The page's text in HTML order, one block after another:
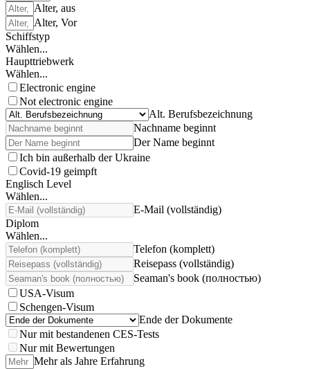
Alter, aus
Alter, Vor
Schiffstyp
Wählen...
Haupttriebwerk
Wählen...
Electronic engine
Not electronic engine
Alt. Berufsbezeichnung
Nachname beginnt
Der Name beginnt
Ich bin außerhalb der Ukraine
Covid-19 geimpft
Englisch Level
Wählen...
E-Mail (vollständig)
Diplom
Wählen...
Telefon (komplett)
Reisepass (vollständig)
Seaman's book (полностью)
USA-Visum
Schengen-Visum
Ende der Dokumente
Nur mit bestandenen CES-Tests
Nur mit Bewertungen
Mehr als Jahre Erfahrung